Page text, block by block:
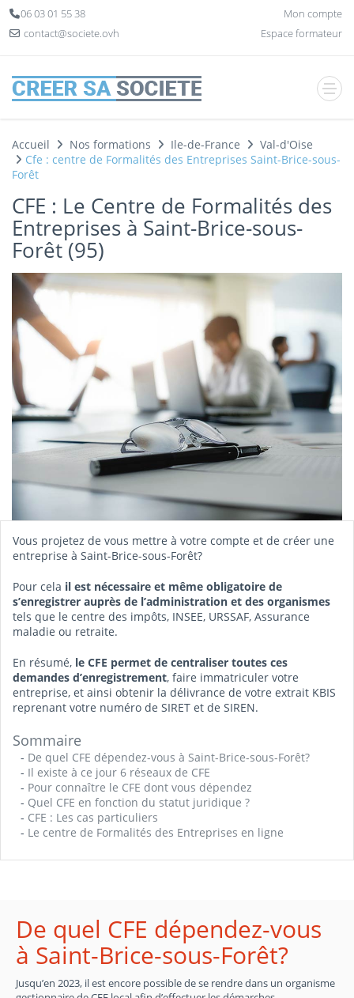
06 03 01 55 38
contact@societe.ovh
Mon compte
Espace formateur
Accueil Nos formations Ile-de-France
Val-d'Oise
Cfe : centre de Formalités des Entreprises Saint-Brice-sous-
Forêt
CFE : Le Centre de Formalités des
Entreprises à Saint-Brice-sous-
Forêt (95)
Vous projetez de vous mettre à votre compte et de créer une
entreprise à Saint-Brice-sous-Forêt?
Pour cela il est nécessaire et même obligatoire de
s’enregistrer auprès de l’administration et des organismes
tels que le centre des impôts, INSEE, URSSAF, Assurance
maladie ou retraite.
En résumé, le CFE permet de centraliser toutes ces
demandes d’enregistrement, faire immatriculer votre
entreprise, et ainsi obtenir la délivrance de votre extrait KBIS
reprenant votre numéro de SIRET et de SIREN.
Sommaire
- De quel CFE dépendez-vous à Saint-Brice-sous-Forêt?
- Il existe à ce jour 6 réseaux de CFE
- Pour connaître le CFE dont vous dépendez
- Quel CFE en fonction du statut juridique ?
- CFE : Les cas particuliers
- Le centre de Formalités des Entreprises en ligne
De quel CFE dépendez-vous
à Saint-Brice-sous-Forêt?
Jusqu’en 2023, il est encore possible de se rendre dans un organisme
Panneau de gestion des cookies